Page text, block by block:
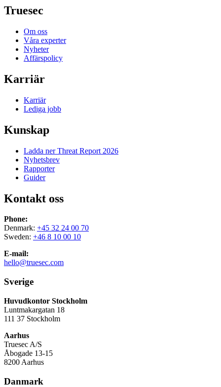
Truesec
Om oss
Våra experter
Nyheter
Affärspolicy
Karriär
Karriär
Lediga jobb
Kunskap
Ladda ner Threat Report 2026
Nyhetsbrev
Rapporter
Guider
Kontakt oss
Phone:
Denmark: +45 32 24 00 70
Sweden: +46 8 10 00 10
E-mail:
hello@truesec.com
Sverige
Huvudkontor Stockholm
Luntmakargatan 18
111 37 Stockholm
Aarhus
Truesec A/S
Åbogade 13-15
8200 Aarhus
Danmark